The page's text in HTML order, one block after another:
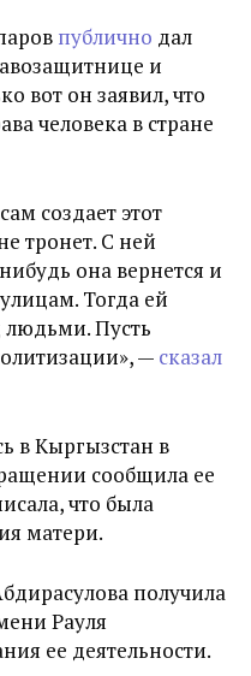
публично дал
и
вот он заявил, что
человека в стране
создает этот
тронет. С ней
она вернется и
Тогда ей
людьми. Пусть
— сказал
в Кыргызстан в
сообщила ее
что была
матери.
получила
Рауля
ее деятельности.